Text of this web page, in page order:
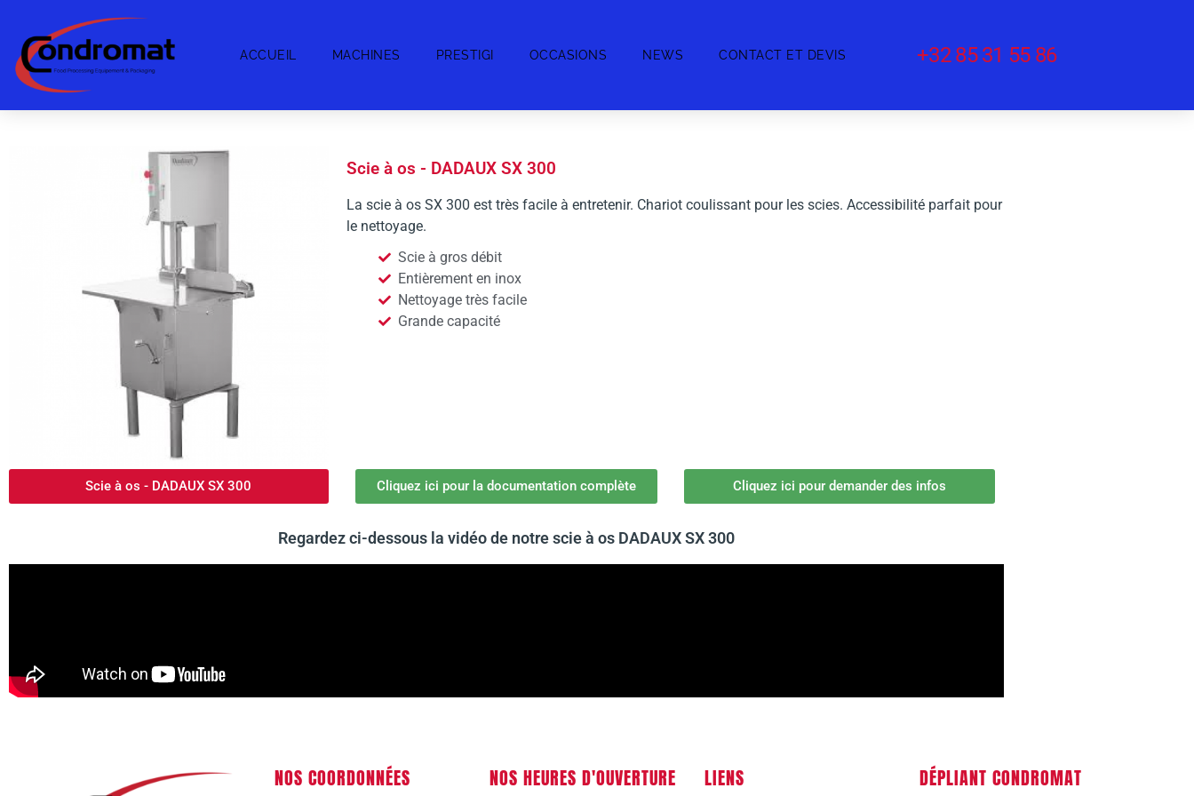
ACCUEIL MACHINES PRESTIGI OCCASIONS NEWS CONTACT ET DEVIS +32 85 31 55 86
Scie à os - DADAUX SX 300
Scie à os - DADAUX SX 300
La scie à os SX 300 est très facile à entretenir. Chariot coulissant pour les scies. Accessibilité parfait pour
le nettoyage.
Scie à gros débit
Entièrement en inox
Nettoyage très facile
Grande capacité
Cliquez ici pour la documentation complète Cliquez ici pour demander des infos
Regardez ci-dessous la vidéo de notre scie à os DADAUX SX 300
NOS COORDONNÉES NOS HEURES D'OUVERTURE LIENS DÉPLIANT CONDROMAT